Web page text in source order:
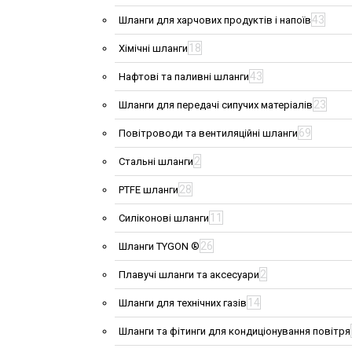
Шланги для харчових продуктів і напоїв43
Хімічні шланги 18
Нафтові та паливні шланги43
Шланги для передачі сипучих матеріалів 23
Повітроводи та вентиляційні шланги 69
Стальні шланги 2
PTFE шланги 28
Силіконові шланги 11
Шланги TYGON ® 26
Плавучі шланги та аксесуари 2
Шланги для технічних газів 14
Шланги та фітинги для кондиціонування повітря